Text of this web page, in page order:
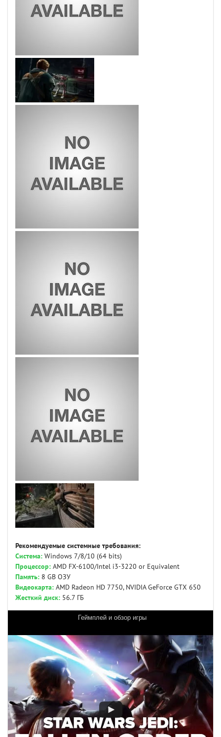
Рекомендуемые системные требования:
Система: Windows 7/8/10 (64 bits)
Процессор: AMD FX-6100/Intel i3-3220 or Equivalent
Память: 8 GB ОЗУ
Видеокарта: AMD Radeon HD 7750, NVIDIA GeForce GTX 650
Жесткий диск: 56.7 ГБ
Геймплей и обзор игры